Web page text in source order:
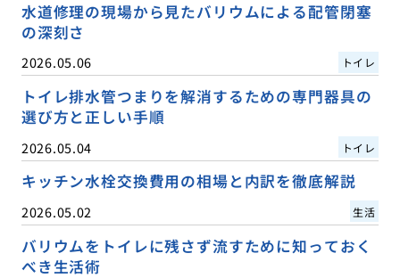
水道修理の現場から見たバリウムによる配管閉塞
の深刻さ
2026.05.06 トイレ
トイレ排水管つまりを解消するための専門器具の
選び方と正しい手順
2026.05.04 トイレ
キッチン水栓交換費用の相場と内訳を徹底解説
2026.05.02 生活
バリウムをトイレに残さず流すために知っておく
べき生活術